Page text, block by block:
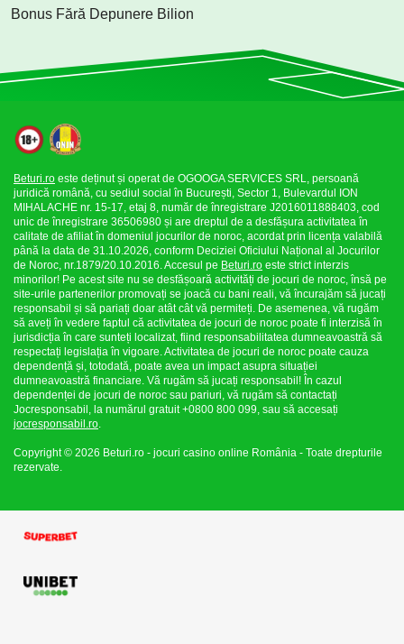
Bonus Fără Depunere Bilion
Beturi.ro este deținut și operat de OGOOGA SERVICES SRL, persoană
juridică română, cu sediul social în București, Sector 1, Bulevardul ION
MIHALACHE nr. 15-17, etaj 8, număr de înregistrare J2016011888403, cod
unic de înregistrare 36506980 și are dreptul de a desfășura activitatea în
calitate de afiliat în domeniul jocurilor de noroc, acordat prin licența valabilă
până la data de 31.10.2026, conform Deciziei Oficiului Național al Jocurilor
de Noroc, nr.1879/20.10.2016. Accesul pe Beturi.ro este strict interzis
minorilor! Pe acest site nu se desfășoară activități de jocuri de noroc, însă pe
site-urile partenerilor promovați se joacă cu bani reali, vă încurajăm să jucați
responsabil și să pariați doar atât cât vă permiteți. De asemenea, vă rugăm
să aveți în vedere faptul că activitatea de jocuri de noroc poate fi interzisă în
jurisdicția în care sunteți localizat, fiind responsabilitatea dumneavoastră să
respectați legislația în vigoare. Activitatea de jocuri de noroc poate cauza
dependență și, totodată, poate avea un impact asupra situației
dumneavoastră financiare. Vă rugăm să jucați responsabil! În cazul
dependenței de jocuri de noroc sau pariuri, vă rugăm să contactați
Jocresponsabil, la numărul gratuit +0800 800 099, sau să accesați
jocresponsabil.ro.
Copyright © 2026 Beturi.ro - jocuri casino online România - Toate drepturile
rezervate.